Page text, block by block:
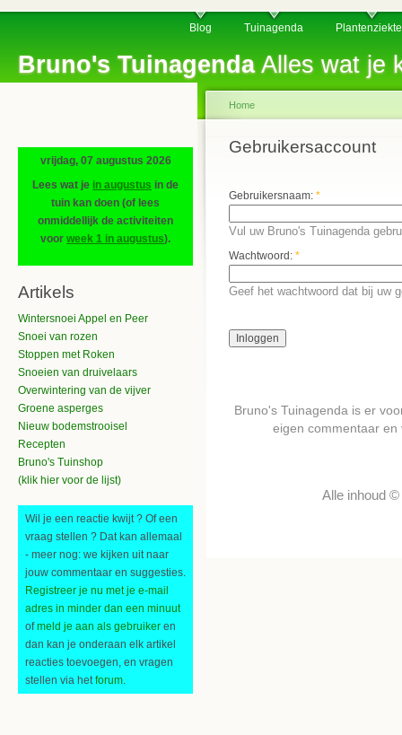
Bruno's TuinagendaAlles wat je
Blog Tuinagenda
vrijdag, 07 augustus 2026
Lees wat je in augustus in de
tuin kan doen (of lees
onmiddellijk de activiteiten
voor week 1 in augustus).
Artikels
Wintersnoei Appel en Peer
Snoei van rozen
Stoppen met Roken
Snoeien van druivelaars
Overwintering van de vijver
Groene asperges
Nieuw bodemstrooisel
Recepten
Bruno's Tuinshop
(klik hier voor de lijst)
Wil je een reactie kwijt ? Of een
vraag stellen ? Dat kan allemaal
- meer nog: we kijken uit naar
jouw commentaar en suggesties.
Registreer je nu met je e-mail
adres in minder dan een minuut
ofmeld je aan als gebruiker en
dan kan je onderaan elk artikel
reacties toevoegen, en vragen
stellen via hetforum.
Home
Gebruikersaccount
Gebruikersnaam: *
Vul uw Bruno's Tuinagenda
Wachtwoord: *
Geef het wachtwoord dat bij uw
Bruno's Tuinagenda is er
eigen commentaar
Alle inhoud